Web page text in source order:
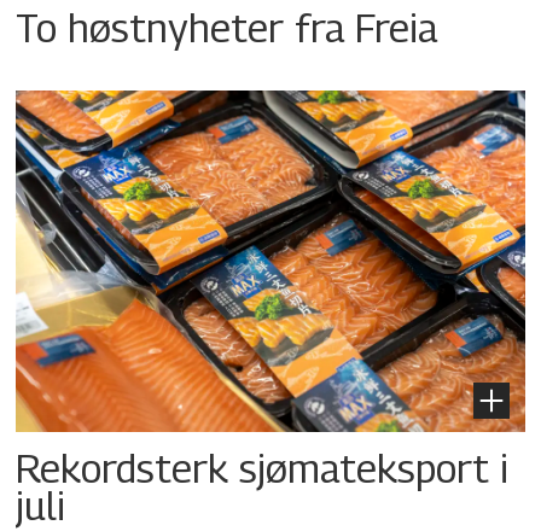
To høstnyheter fra Freia
Rekordsterk sjømateksport i
juli